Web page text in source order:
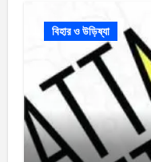
বিহার ও উড়িষ্যা